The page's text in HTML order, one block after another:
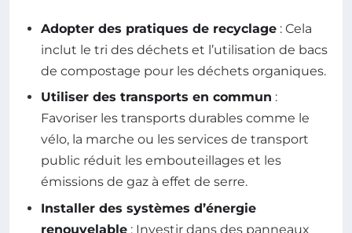
Adopter des pratiques de recyclage : Cela
inclut le tri des déchets et l’utilisation de bacs
de compostage pour les déchets organiques.
Utiliser des transports en commun :
Favoriser les transports durables comme le
vélo, la marche ou les services de transport
public réduit les embouteillages et les
émissions de gaz à effet de serre.
Installer des systèmes d’énergie
renouvelable : Investir dans des panneaux